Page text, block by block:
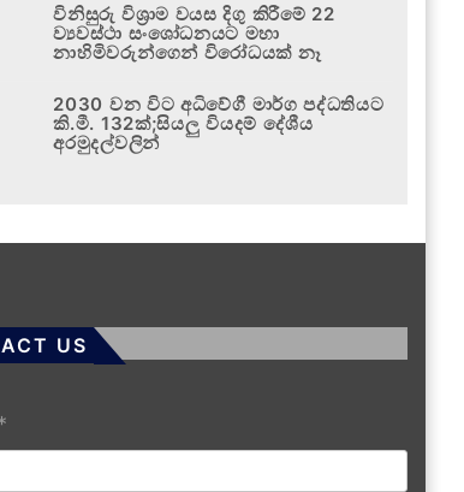
විනිසුරු විශ්‍රාම වයස දිගු කිරීමේ 22
ව්‍යවස්ථා සංශෝධනයට මහා
නාහිමිවරුන්ගෙන් විරෝධයක් නෑ
2030 වන විට අධිවේගී මාර්ග පද්ධතියට
කි.මී. 132ක්;සියලු වියදම් දේශීය
අරමුදල්වලින්
US